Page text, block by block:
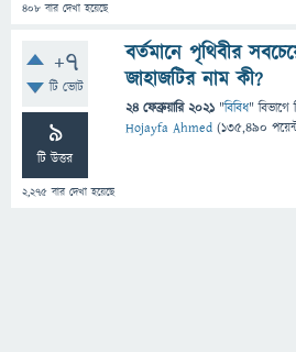
408 বার দেখা হয়েছে
+7
টি ভোট
9
টি উত্তর
2,275 বার দেখা হয়েছে
বর্তমানে পৃথিবীর
জাহাজটির নাম কী?
24 ফেব্রুয়ারি 2021 "বিবিধ" বিভাগে
Hojayfa Ahmed (135,490